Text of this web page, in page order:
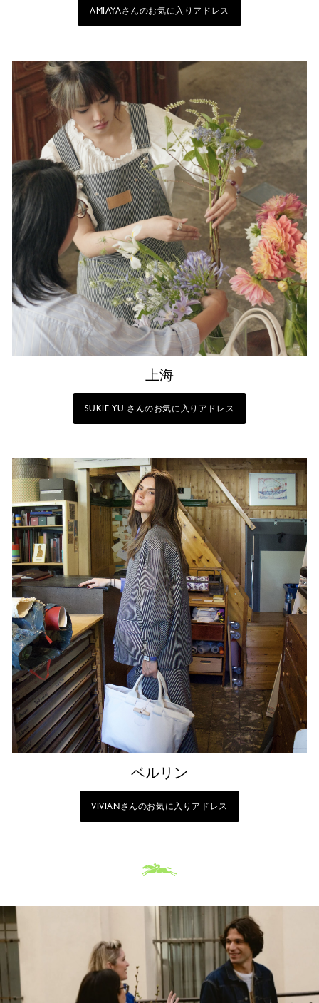
AMIAYAさんのお気に入りアドレス
上海
SUKIE YU さんのお気に入りアドレス
ベルリン
VIVIANさんのお気に入りアドレス